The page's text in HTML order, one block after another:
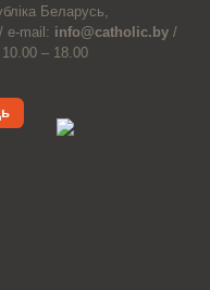
Беларусь,
e-mail: info@catholic.by /
– 18.00